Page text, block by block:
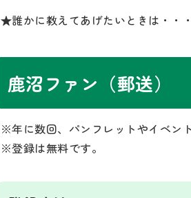
★誰かに教えてあげたいときは・・
鹿沼ファン（郵送）
※年に数回、パンフレットやイベン
※登録は無料です。